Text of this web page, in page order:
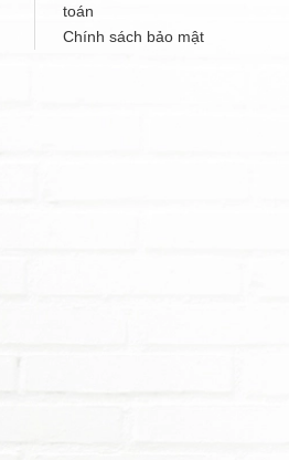
toán
Chính sách bảo mật